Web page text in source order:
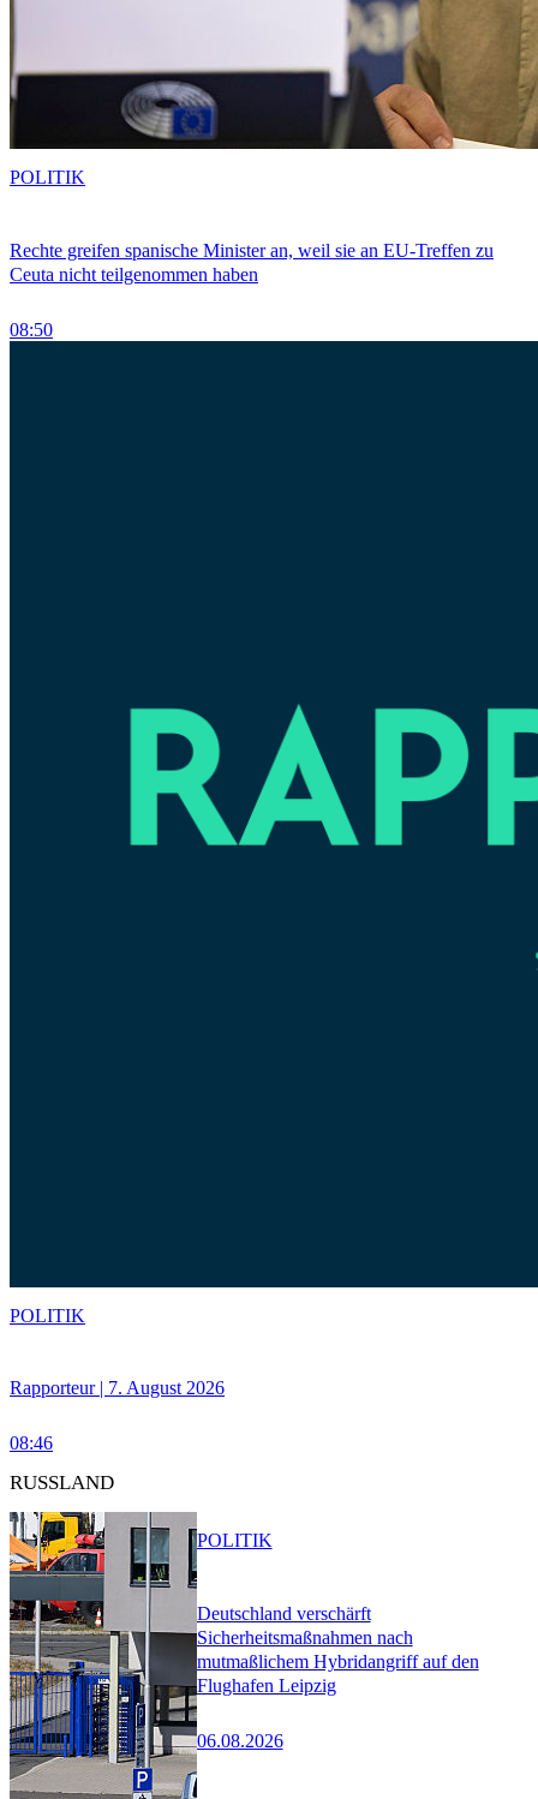
Rechte greifen spanische Minister an, weil sie an EU-Treffen zu
Ceuta nicht teilgenommen haben
08:50
POLITIK
Rapporteur | 7. August 2026
08:46
POLITIK
RUSSLAND
Deutschland verschärft
Sicherheitsmaßnahmen nach
mutmaßlichem Hybridangriff auf den
Flughafen Leipzig
06.08.2026
POLITIK